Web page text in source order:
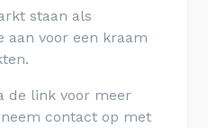
staan als
aan voor een kraam
de link voor meer
contact op met